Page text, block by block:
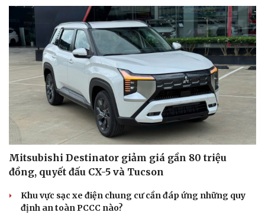
Di sản
Mitsubishi Destinator giảm giá gần 80 triệu
đồng, quyết đấu CX-5 và Tucson
Khu vực sạc xe điện chung cư cần đáp ứng những quy
định an toàn PCCC nào?